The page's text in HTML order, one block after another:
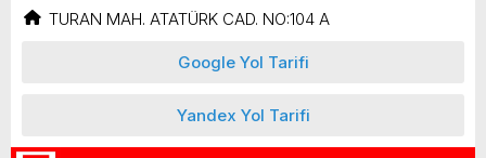
TURAN MAH. ATATÜRK CAD. NO:104 A
Google Yol Tarifi
Yandex Yol Tarifi